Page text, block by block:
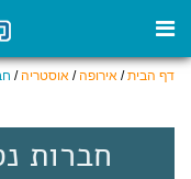
דף הבית/ אירופה/ אוסטריה/
חברות